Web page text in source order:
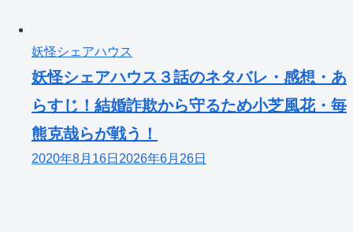
妖怪シェアハウス
妖怪シェアハウス３話のネタバレ・感想・あ
らすじ！結婚詐欺から守るため小芝風花・毎
熊克哉らが戦う！
2020年8月16日 2026年6月26日